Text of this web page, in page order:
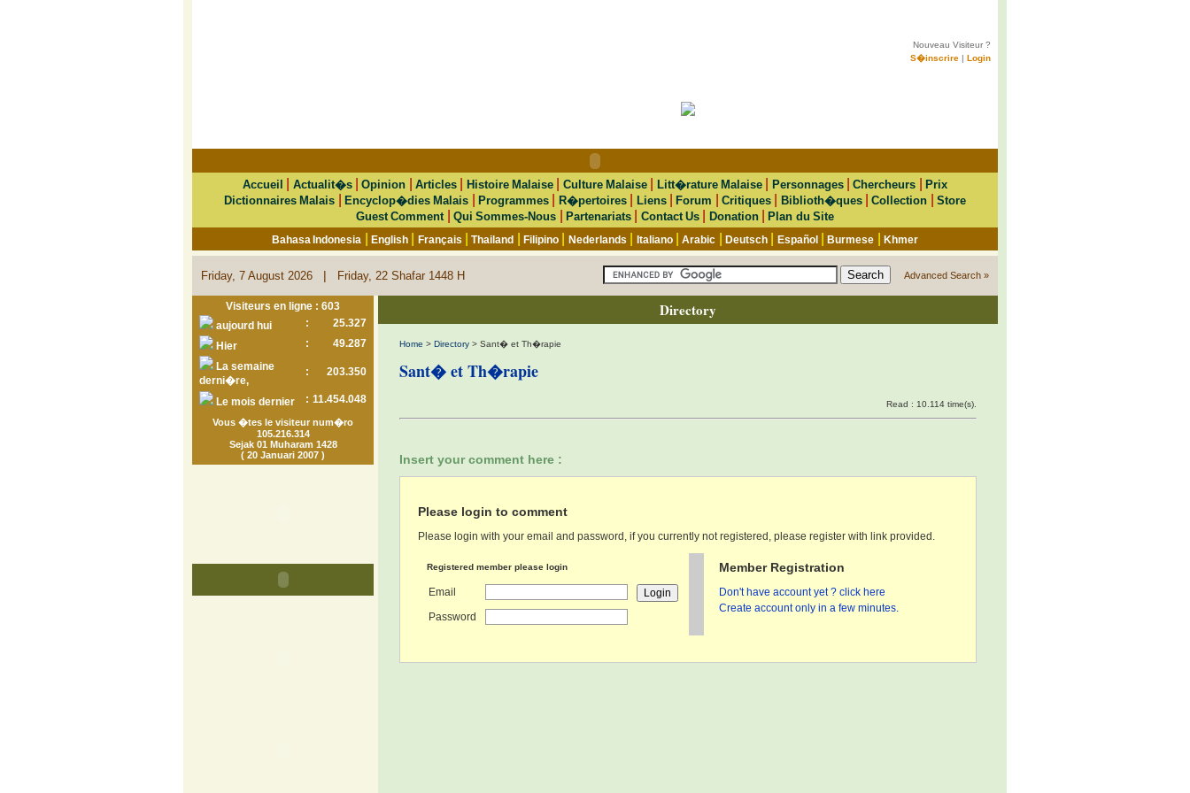
Nouveau Visiteur ?
S�inscrire | Login
Accueil Actualit�s|Opinion Articles| Histoire Malaise| Culture Malaise Litt�rature Malaise Personnages|Chercheurs |Prix
Dictionnaires Malais |Encyclop�dies Malais |Programmes R�pertoires| Liens|Forum Critiques| Biblioth�ques|Collection
Store
Guest Comment
Qui Sommes-Nous Partenariats Contact Us Donation|Plan du Site
Bahasa Indonesia |English Français |Thailand |Filipino Nederlands Italiano|Arabic Deutsch| Español|Burmese Khmer
Friday, 7 August 2026 | Friday, 22 Shafar 1448 H Advanced Search »
Visiteurs en ligne : 603
aujourd hui
:
25.327
Hier
:
49.287
La semaine
derni�re,
: 203.350
Le mois dernier : 11.454.048
Vous �tes le visiteur num�ro
105.216.314
Sejak 01 Muharam 1428
( 20 Januari 2007 )
Directory
Home > Directory > Sant� et Th�rapie
Sant� et Th�rapie
Read : 10.114 time(s).
Insert your comment here :
Please login to comment
Please login with your email and password, if you currently not registered, please register with link provided.
Registered member please login
Email
Password
Member Registration
Don't have account yet ? click here
Create account only in a few minutes.